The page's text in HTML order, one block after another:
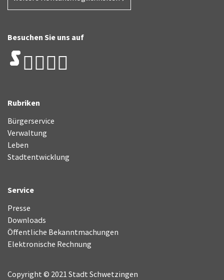
Besuchen Sie uns auf
Rubriken
Bürgerservice
Verwaltung
Leben
Stadtentwicklung
Service
Presse
Downloads
Öffentliche Bekanntmachungen
Elektronische Rechnung
Copyright © 2021 Stadt Schwetzingen